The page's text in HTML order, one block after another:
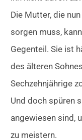
Die Mutter, die
sorgen muss,
Gegenteil. Sie ist
des älteren
Sechzehnjährige
Und doch spüren
angewiesen sind,
zu meistern.